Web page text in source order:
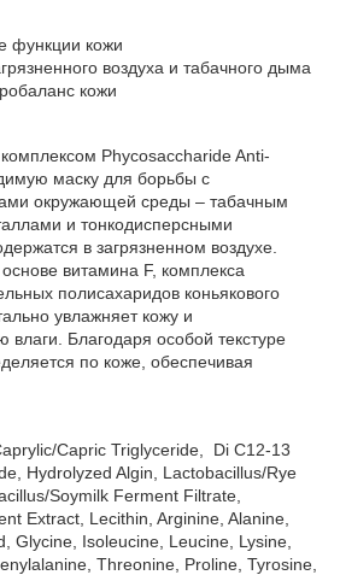
функции кожи
воздуха и табачного дыма
кожи
Phycosaccharide Anti-
маску для борьбы с
окружающей среды – табачным
и тонкодисперсными
в загрязненном воздухе.
витамина F, комплекса
полисахаридов коньякового
увлажняет кожу и
влаги. Благодаря особой текстуре
по коже, обеспечивая
Capric Triglyceride, Di С12-13
Hydrolyzed Algin, Lactobacillus/Rye
Soymilk Ferment Filtrate,
Extract, Lecithin, Arginine, Alanine,
Glycine, Isoleucine, Leucine, Lysine,
Threonine, Proline, Tyrosine,